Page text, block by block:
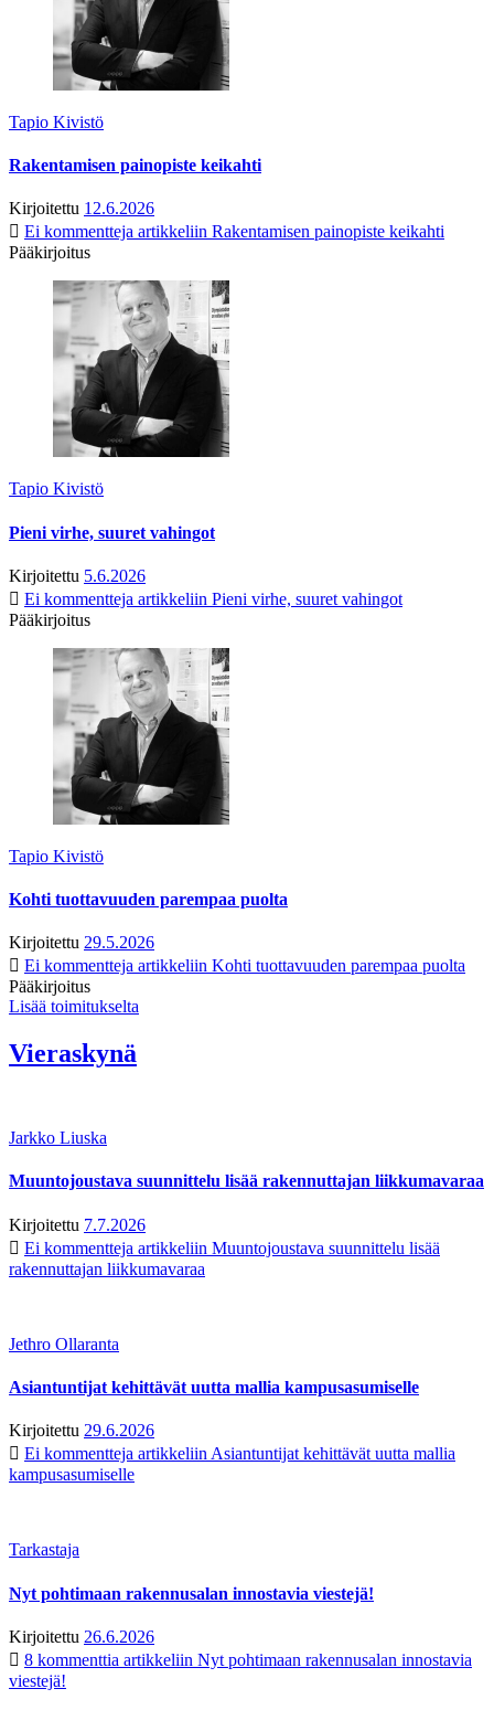
Tapio Kivistö
Rakentamisen painopiste keikahti
Kirjoitettu 12.6.2026
Ei kommentteja artikkeliin Rakentamisen painopiste keikahti
Pääkirjoitus
Tapio Kivistö
Pieni virhe, suuret vahingot
Kirjoitettu 5.6.2026
Ei kommentteja artikkeliin Pieni virhe, suuret vahingot
Pääkirjoitus
Tapio Kivistö
Kohti tuottavuuden parempaa puolta
Kirjoitettu 29.5.2026
Ei kommentteja artikkeliin Kohti tuottavuuden parempaa puolta
Pääkirjoitus
Lisää toimitukselta
Vieraskynä
Jarkko Liuska
Muuntojoustava suunnittelu lisää rakennuttajan liikkumavaraa
Kirjoitettu 7.7.2026
Ei kommentteja artikkeliin Muuntojoustava suunnittelu lisää
rakennuttajan liikkumavaraa
Jethro Ollaranta
Asiantuntijat kehittävät uutta mallia kampusasumiselle
Kirjoitettu 29.6.2026
Ei kommentteja artikkeliin Asiantuntijat kehittävät uutta mallia
kampusasumiselle
Tarkastaja
Nyt pohtimaan rakennusalan innostavia viestejä!
Kirjoitettu 26.6.2026
8 kommenttia artikkeliin Nyt pohtimaan rakennusalan innostavia
viestejä!